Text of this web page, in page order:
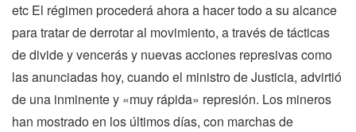
etc El régimen procederá ahora a hacer todo a su alcance
para tratar de derrotar al movimiento, a través de tácticas
de divide y vencerás y nuevas acciones represivas como
las anunciadas hoy, cuando el ministro de Justicia, advirtió
de una inminente y «muy rápida» represión. Los mineros
han mostrado en los últimos días, con marchas de